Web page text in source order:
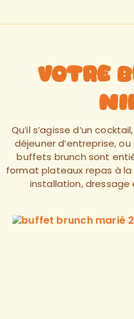
Votre
Qu’il s’agisse d’un
déjeuner d’entreprise,
buffets brunch sont
format plateaux repas à
installation, dressage